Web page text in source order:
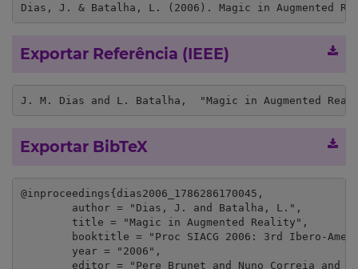
Dias, J. & Batalha, L. (2006). Magic in Augmented
Exportar Referência (IEEE)
J. M. Dias and L. Batalha,  "Magic in Augmented
Exportar BibTeX
@inproceedings{dias2006_1786286170045,